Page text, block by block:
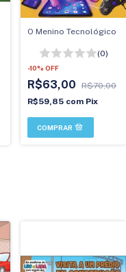
O Menino Tecnológico
(0)
-10% OFF
R$63,00
R$70,00
R$59,85 com Pix